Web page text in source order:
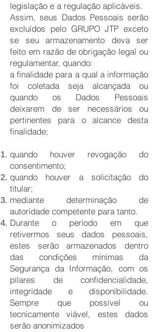
legislação e a regulação aplicáveis.
Assim, seus Dados Pessoais serão
excluídos pelo GRUPO JTP exceto
se seu armazenamento deva ser
feito em razão de obrigação legal ou
regulamentar, quando:
a finalidade para a qual a informação
foi coletada seja alcançada ou
quando os Dados Pessoais
deixarem de ser necessários ou
pertinentes para o alcance desta
finalidade;
quando houver revogação do
consentimento;
quando houver a solicitação do
titular;
mediante determinação de
autoridade competente para tanto.
Durante o período em que
retivermos seus dados pessoais,
estes serão armazenados dentro
das condições mínimas da
Segurança da Informação, com os
pilares de confidencialidade,
integridade e disponibilidade.
Sempre que possível ou
tecnicamente viável, estes dados
serão anonimizados